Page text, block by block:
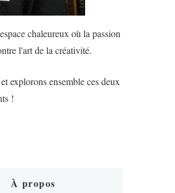
chaleureux où la passion
l'art de la créativité.
explorons ensemble ces deux
!
À propos